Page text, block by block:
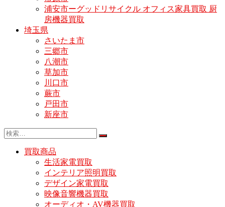
浦安市ーグッドリサイクル オフィス家具買取 厨
房機器買取
埼玉県
さいたま市
三郷市
八潮市
草加市
川口市
蕨市
戸田市
新座市
買取商品
生活家電買取
インテリア照明買取
デザイン家電買取
映像音響機器買取
オーディオ・AV機器買取